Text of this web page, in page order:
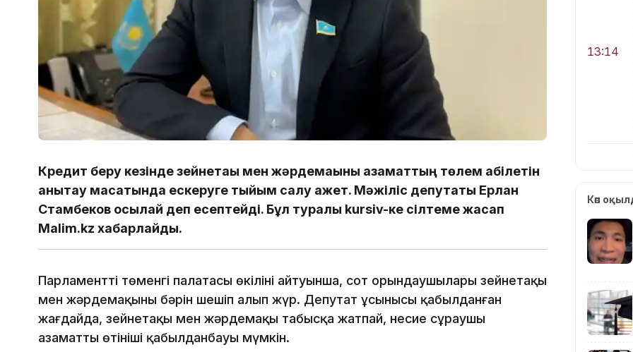
Кредит беру кезінде зейнетақы мен жәрдемақыны азаматтың төлем қабілетін
анықтау мақсатында ескеруге тыйым салу қажет. Мәжіліс депутаты Ерлан
Стамбеков осылай деп есептейді. Бұл туралы kursiv-ке сілтеме жасап
Malim.kz хабарлайды.
Парламенттің төменгі палатасы өкілінің айтуынша, сот орындаушылары зейнетақы
мен жәрдемақының бәрін шешіп алып жүр. Депутат ұсынысы қабылданған
жағдайда, зейнетақы мен жәрдемақы табысқа жатпай, несие сұраушы
азаматтың өтініші қабылданбауы мүмкін.
13:14
13:08
12:35
Көп